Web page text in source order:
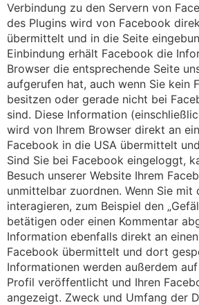
Verbindung zu den Servern von
des Plugins wird von Facebook
übermittelt und in die Seite
Einbindung erhält Facebook die
Browser die entsprechende Seite
aufgerufen hat, auch wenn Sie kein
besitzen oder gerade nicht bei
sind. Diese Information
wird von Ihrem Browser direkt an
Facebook in die USA übermittelt
Sind Sie bei Facebook eingeloggt,
Besuch unserer Website Ihrem
unmittelbar zuordnen. Wenn Sie mit
interagieren, zum Beispiel den
betätigen oder einen Kommentar
Information ebenfalls direkt an
Facebook übermittelt und dort
Informationen werden außerdem
Profil veröffentlicht und Ihren
angezeigt. Zweck und Umfang der